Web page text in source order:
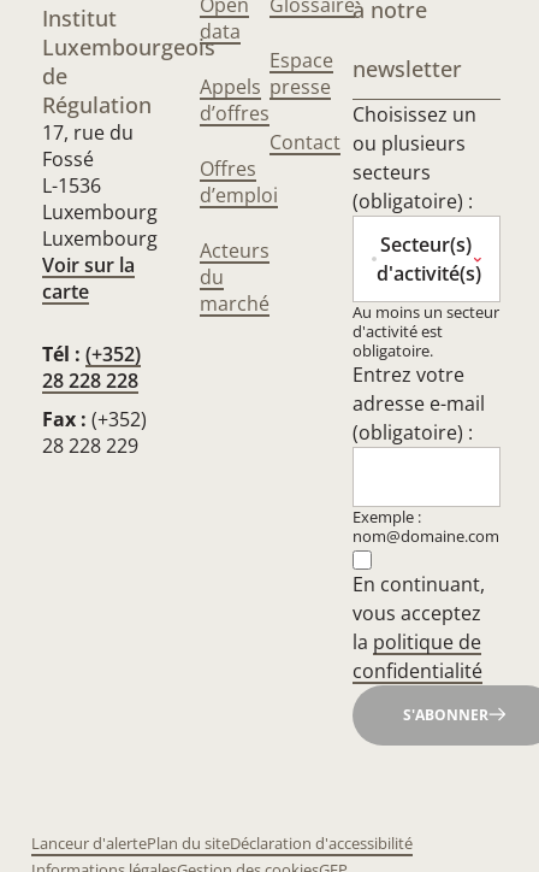
Institut
Luxembourgeois
de
Régulation
17, rue du
Fossé
L-1536
Luxembourg
Luxembourg
Voir sur la
carte
Tél : (+352)
28 228 228
Fax : (+352)
28 228 229
data
Appels
d’offres
Offres
d’emploi
Acteurs
du
marché
Espace
presse
Contact
à notre
newsletter
Choisissez un
ou plusieurs
secteurs
(obligatoire) :
Secteur(s)
d'activité(s)
Au moins un secteur
d'activité est
obligatoire.
Entrez votre
adresse e-mail
(obligatoire) :
Exemple :
nom@domaine.com
En continuant,
vous acceptez
la politique de
confidentialité
S'ABONNER
Lanceur d'alertePlan du siteDéclaration d'accessibilité